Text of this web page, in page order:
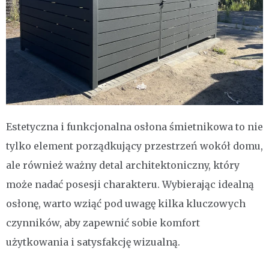
Estetyczna i funkcjonalna osłona śmietnikowa to nie
tylko element porządkujący przestrzeń wokół domu,
ale również ważny detal architektoniczny, który
może nadać posesji charakteru. Wybierając idealną
osłonę, warto wziąć pod uwagę kilka kluczowych
czynników, aby zapewnić sobie komfort
użytkowania i satysfakcję wizualną.